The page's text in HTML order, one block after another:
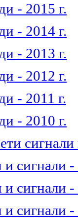
- 2015 г.
- 2014 г.
- 2013 г.
- 2012 г.
- 2011 г.
- 2010 г.
сигнали -
сигнали -
сигнали -